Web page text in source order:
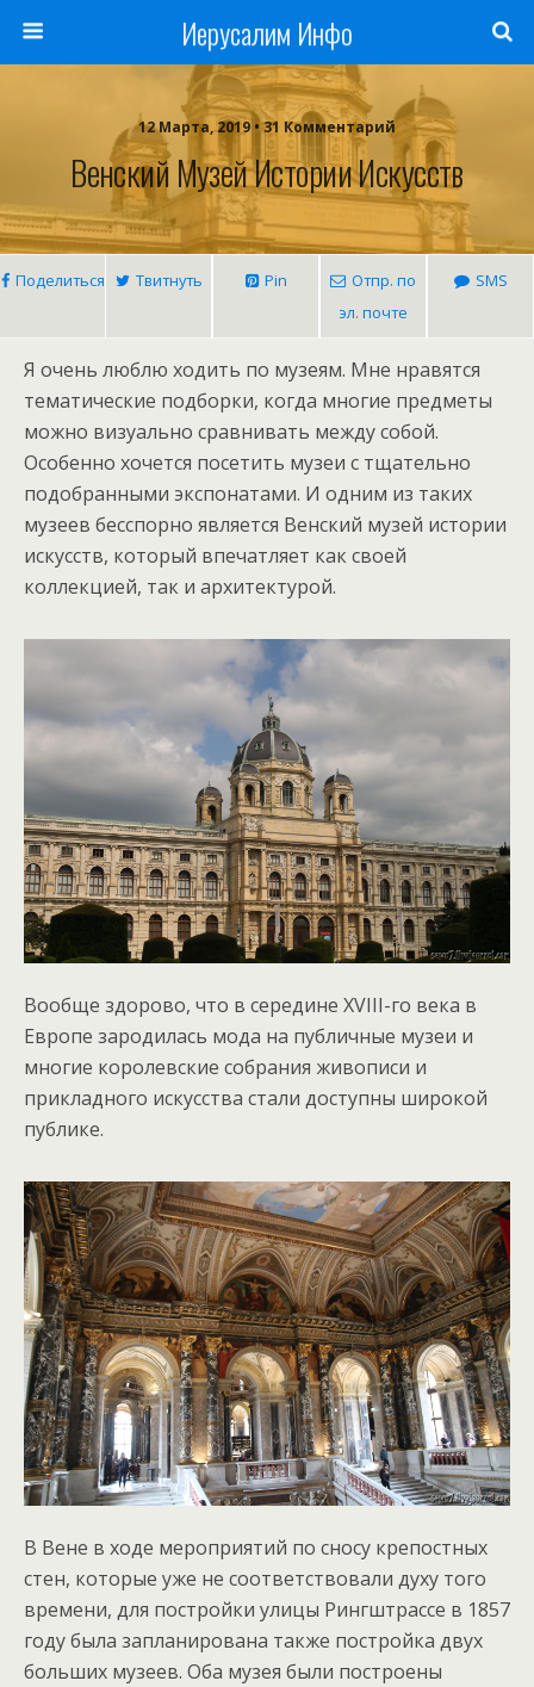
Иерусалим Инфо
12 Марта, 2019 • 31 Комментарий
Венский Музей Истории Искусств
Поделиться Твитнуть Pin
Отпр. по
эл. почте
SMS
Я очень люблю ходить по музеям. Мне нравятся
тематические подборки, когда многие предметы
можно визуально сравнивать между собой.
Особенно хочется посетить музеи с тщательно
подобранными экспонатами. И одним из таких
музеев бесспорно является Венский музей истории
искусств, который впечатляет как своей
коллекцией, так и архитектурой.
Вообще здорово, что в середине XVIII-го века в
Европе зародилась мода на публичные музеи и
многие королевские собрания живописи и
прикладного искусства стали доступны широкой
публике.
В Вене в ходе мероприятий по сносу крепостных
стен, которые уже не соответствовали духу того
времени, для постройки улицы Рингштрассе в 1857
году была запланирована также постройка двух
больших музеев. Оба музея были построены